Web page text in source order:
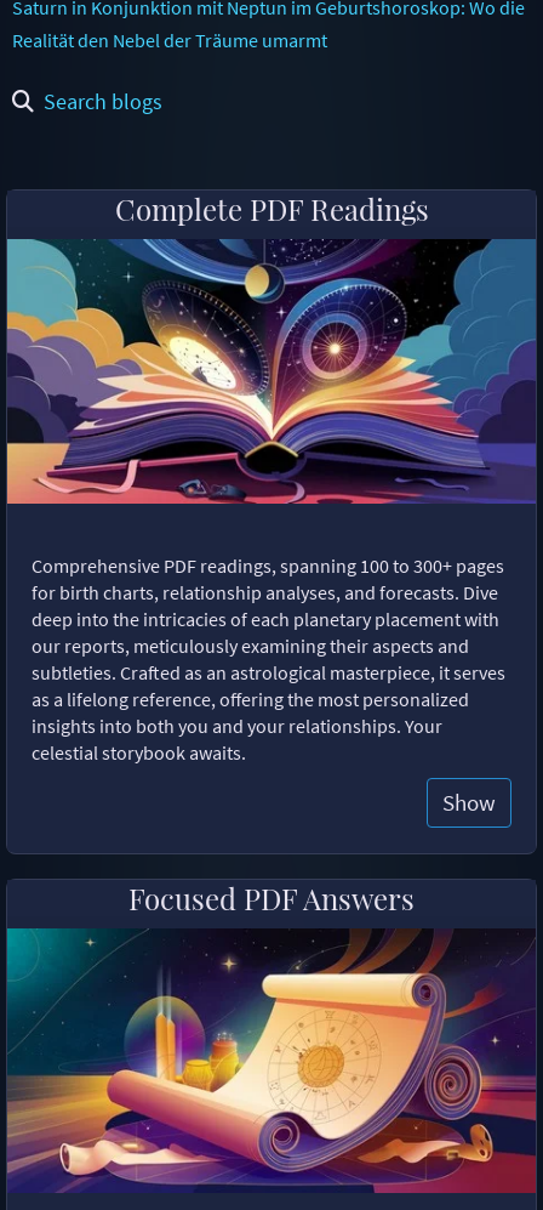
Saturn in Konjunktion mit Neptun im Geburtshoroskop: Wo die
Realität den Nebel der Träume umarmt
Search blogs
Complete PDF Readings
Comprehensive PDF readings, spanning 100 to 300+ pages
for birth charts, relationship analyses, and forecasts. Dive
deep into the intricacies of each planetary placement with
our reports, meticulously examining their aspects and
subtleties. Crafted as an astrological masterpiece, it serves
as a lifelong reference, offering the most personalized
insights into both you and your relationships. Your
celestial storybook awaits.
Show
Focused PDF Answers